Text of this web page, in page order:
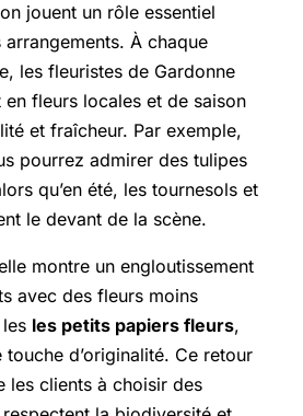
jouent un rôle essentiel
À chaque
les fleuristes de Gardonne
en fleurs locales et de saison
et fraîcheur. Par exemple,
pourrez admirer des tulipes
qu’en été, les tournesols et
le devant de la scène.
montre un engloutissement
avec des fleurs moins
les petits papiers fleurs,
d’originalité. Ce retour
les clients à choisir des